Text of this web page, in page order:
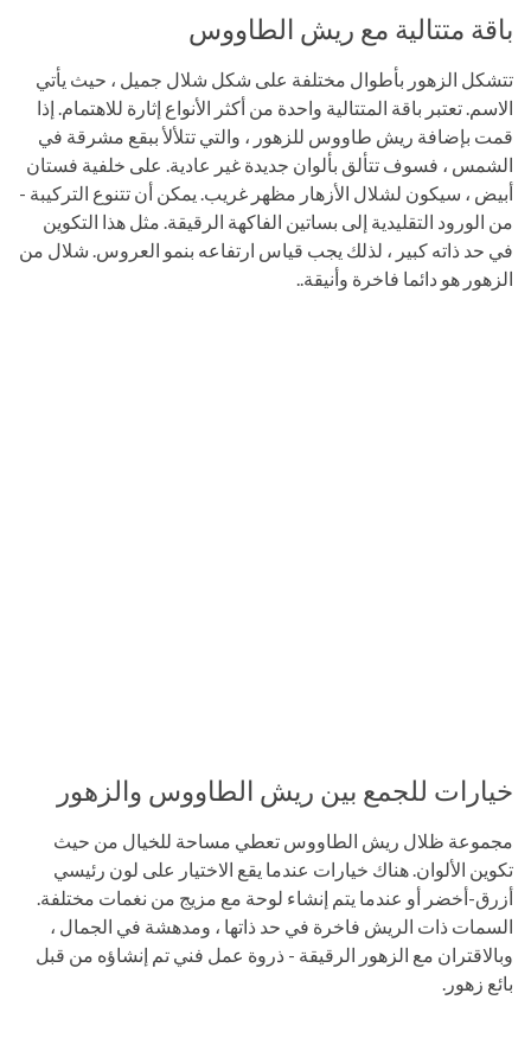
باقة متتالية مع ريش الطاووس
تتشكل الزهور بأطوال مختلفة على شكل شلال جميل ، حيث يأتي
الاسم. تعتبر باقة المتتالية واحدة من أكثر الأنواع إثارة للاهتمام. إذا
قمت بإضافة ريش طاووس للزهور ، والتي تتلألأ ببقع مشرقة في
الشمس ، فسوف تتألق بألوان جديدة غير عادية. على خلفية فستان
أبيض ، سيكون لشلال الأزهار مظهر غريب. يمكن أن تتنوع التركيبة -
من الورود التقليدية إلى بساتين الفاكهة الرقيقة. مثل هذا التكوين
في حد ذاته كبير ، لذلك يجب قياس ارتفاعه بنمو العروس. شلال من
الزهور هو دائما فاخرة وأنيقة..
خيارات للجمع بين ريش الطاووس والزهور
مجموعة ظلال ريش الطاووس تعطي مساحة للخيال من حيث
تكوين الألوان. هناك خيارات عندما يقع الاختيار على لون رئيسي
أزرق-أخضر أو ​​عندما يتم إنشاء لوحة مع مزيج من نغمات مختلفة.
السمات ذات الريش فاخرة في حد ذاتها ، ومدهشة في الجمال ،
وبالاقتران مع الزهور الرقيقة - ذروة عمل فني تم إنشاؤه من قبل
بائع زهور.